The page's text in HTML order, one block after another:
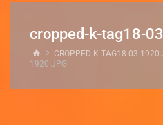
cropped-k-tag18-
START
CROPPED-K-TAG18-03-
1920.JPG